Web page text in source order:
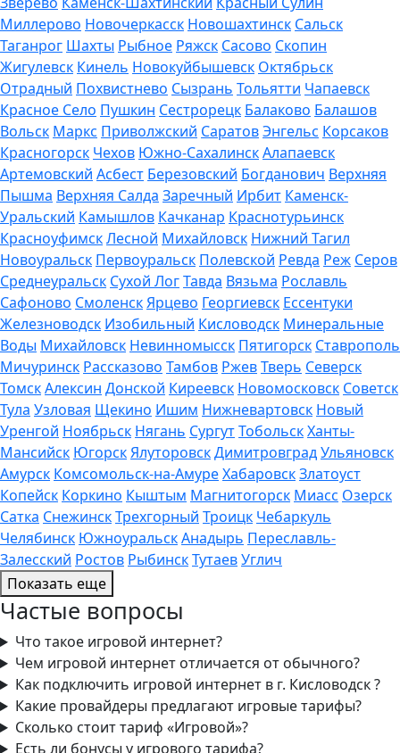
Миллерово Новочеркасск Новошахтинск Сальск
Таганрог Шахты Рыбное Ряжск Сасово Скопин
Жигулевск Кинель Новокуйбышевск Октябрьск
Отрадный Похвистнево Сызрань Тольятти Чапаевск
Красное Село Пушкин Сестрорецк Балаково Балашов
Вольск Маркс Приволжский СаратовЭнгельс Корсаков
Красногорск Чехов Южно-СахалинскАлапаевск
Артемовский Асбест Березовский Богданович Верхняя
Пышма Верхняя Салда Заречный Ирбит Каменск-
Уральский Камышлов Качканар Краснотурьинск
КрасноуфимскЛесной Михайловск Нижний Тагил
Новоуральск Первоуральск Полевской Ревда Реж Серов
Среднеуральск Сухой ЛогТавда Вязьма Рославль
Сафоново СмоленскЯрцево Георгиевск Ессентуки
Железноводск Изобильный Кисловодск Минеральные
Воды Михайловск Невинномысск Пятигорск Ставрополь
Мичуринск Рассказово Тамбов РжевТверь Северск
ТомскАлексин Донской Киреевск Новомосковск Советск
Тула Узловая Щекино Ишим Нижневартовск Новый
Уренгой Ноябрьск Нягань СургутТобольскХанты-
Мансийск ЮгорскЯлуторовскДимитровградУльяновск
Амурск Комсомольск-на-АмуреХабаровскЗлатоуст
Копейск Коркино Кыштым Магнитогорск Миасс Озерск
Сатка СнежинскТрехгорный Троицк Чебаркуль
Челябинск ЮжноуральскАнадырь Переславль-
Залесский Ростов РыбинскТутаевУглич
Показать еще
Частые вопросы
Что такое игровой интернет?
Чем игровой интернет отличается от обычного?
Как подключить игровой интернет в г. Кисловодск ?
Какие провайдеры предлагают игровые тарифы?
Сколько стоит тариф «Игровой»?
Есть ли бонусы у игрового тарифа?